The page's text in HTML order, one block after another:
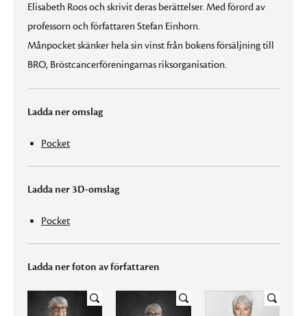
Elisabeth Roos och skrivit deras berättelser. Med förord av
professorn och författaren Stefan Einhorn.
Månpocket skänker hela sin vinst från bokens försäljning till
BRO, Bröstcancerföreningarnas riksorganisation.
Ladda ner omslag
Pocket
Ladda ner 3D-omslag
Pocket
Ladda ner foton av författaren